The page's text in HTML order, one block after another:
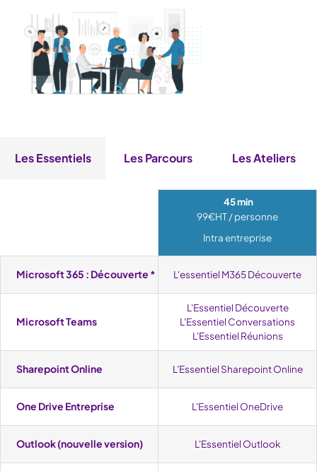
Les Essentiels Les Parcours Les Ateliers
45 min
99€HT / personne
Intra entreprise
Microsoft 365 : Découverte * L'essentiel M365 Découverte
Microsoft Teams
L'Essentiel Découverte
L'Essentiel Conversations
L'Essentiel Réunions
Sharepoint Online L'Essentiel Sharepoint Online
One Drive Entreprise L'Essentiel OneDrive
Outlook (nouvelle version) L'Essentiel Outlook